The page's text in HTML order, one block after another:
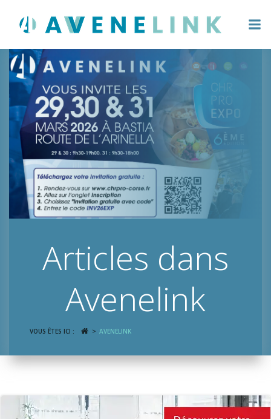
au
contenu
Articles dans
Avenelink
VOUS ÊTES ICI : AVENELINK